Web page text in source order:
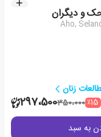
و دیگران
Aho,
زنان
٪15350،000297،500
به سبد